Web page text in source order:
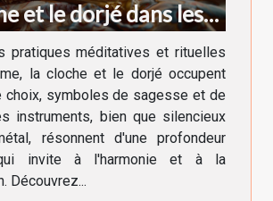
et le dorjé dans les
pratiques méditatives et rituelles
la cloche et le dorjé occupent
choix, symboles de sagesse et de
instruments, bien que silencieux
résonnent d'une profondeur
invite à l'harmonie et à la
Découvrez...